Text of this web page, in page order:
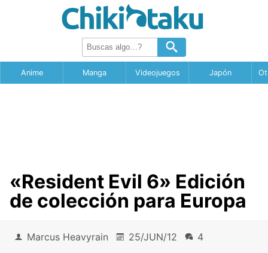
Anime Manga Videojuegos Japón
«Resident Evil 6» Edición
de colección para Europa
Marcus Heavyrain 25/JUN/12 4